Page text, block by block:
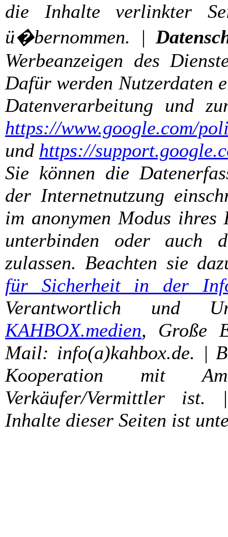
die Inhalte verlinkter
ü�bernommen. |
Werbeanzeigen des
Dafür werden Nutzerdaten
Datenverarbeitung und
https://www.google.com/
und https://
Sie können die
der Internetnutzung
im anonymen Modus ihres
unterbinden oder auch
zulassen. Beachten sie
für Sicherheit in der
Verantwortlich und
KAHBOX.medien, Große
Mail: info(a)kahbox.de. |
Kooperation mit
Verkäufer/Vermittler
Inhalte dieser Seiten ist